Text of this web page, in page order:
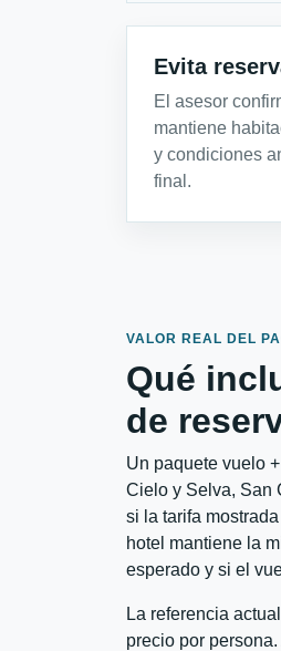
Evita
El asesor
mantiene
y condiciones
final.
VALOR REAL DEL
Qué
de
Un paquete vuelo
Cielo y Selva, San
si la tarifa
hotel mantiene la
esperado y si el
La referencia
precio por